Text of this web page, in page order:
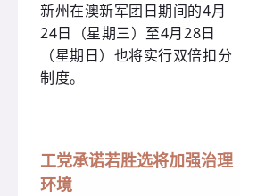
新州在澳新军团日期间的4月
24日（星期三）至4月28日
（星期日）也将实行双倍扣分
制度。
工党承诺若胜选将加强治理
环境